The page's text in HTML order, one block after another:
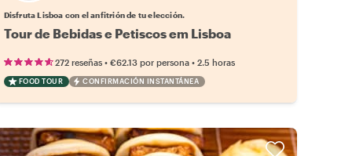
Disfruta Lisboa con el anfitrión de tu elección.
Tour de Bebidas e Petiscos em Lisboa
272 reseñas• €62.13 por persona• 2.5 horas
FOOD TOUR CONFIRMACIÓN INSTANTÁNEA